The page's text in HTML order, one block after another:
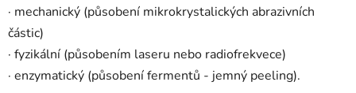
· mechanický (působení mikrokrystalických abrazivních
částic)
· fyzikální (působením laseru nebo radiofrekvece)
· enzymatický (působení fermentů - jemný peeling).